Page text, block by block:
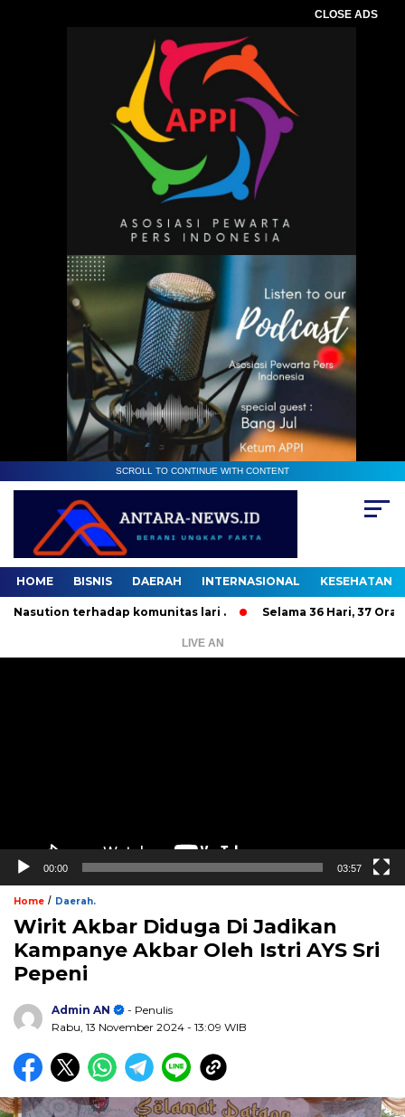
CLOSE ADS
SCROLL TO CONTINUE WITH CONTENT
HOME BISNIS DAERAH INTERNASIONAL KESEHATAN
terhadap komunitas lari . Selama 36 Hari, 37 Orang
LIVE AN
00:00 03:57
Home / Daerah.
Wirit Akbar Diduga Di Jadikan
Kampanye Akbar Oleh Istri AYS Sri
Pepeni
Admin AN
- Penulis
Rabu, 13 November 2024 - 13:09 WIB